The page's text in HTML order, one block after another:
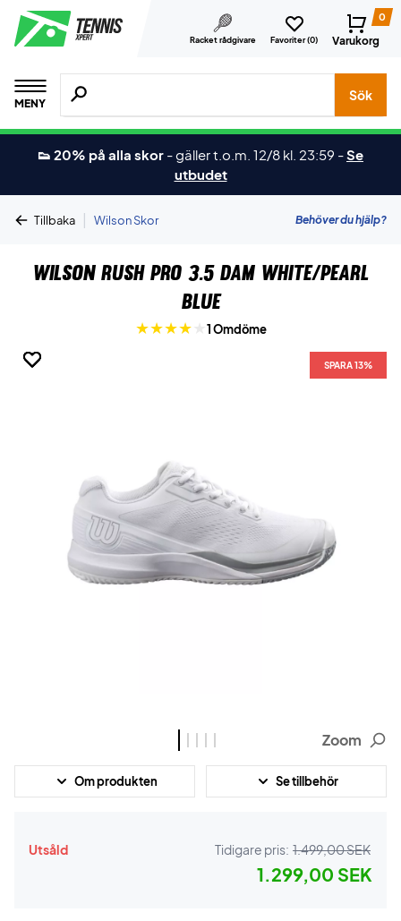
Racket rådgivare Favoriter (0)
0
Varukorg
MENY
Sök efter produkter, märken osv.
Sök
👟 20% på alla skor -gäller t.o.m. 12/8 kl. 23:59 -Se
utbudet
Tillbaka | Wilson Skor Behöver du hjälp?
Wilson Rush Pro 3.5 Dam White/Pearl
Blue
1 Omdöme
SPARA 13%
SPARA 13%
SPARA 13%
SPARA 13%
SPARA 13%
Zoom
Om produkten Se tillbehör
Utsåld Tidigare pris: 1.499,00 SEK
1.299,00 SEK